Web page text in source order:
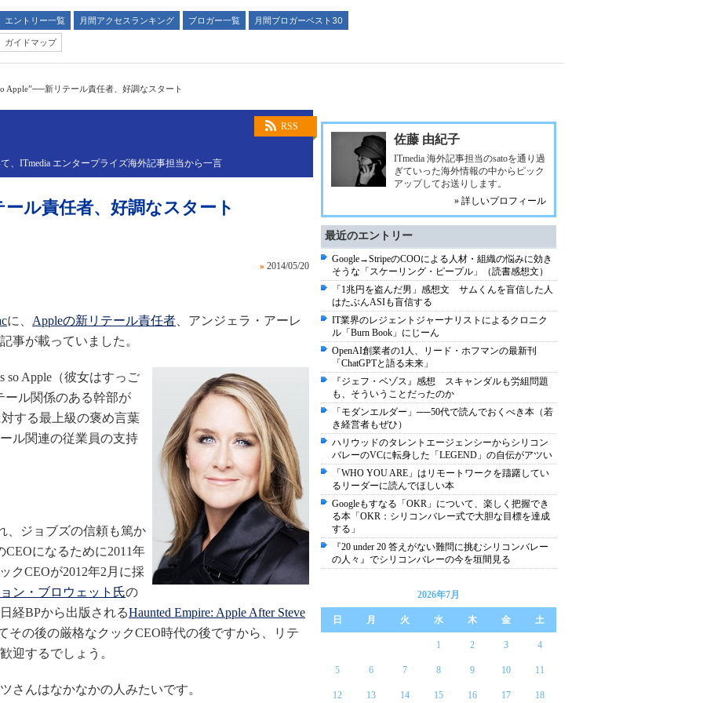
エントリー一覧 月間アクセスランキング ブロガー一覧
月間ブロガーベスト30
ガイドマップ
Apple”──新リテール責任者、好調なスタート
RSS
、ITmedia エンタープライズ海外記事担当から一言
ル責任者、好調なスタート
» 2014/05/20
に、 Appleの新リテール責任者 、アンジェラ・アーレ
事が載っていました。
so Apple（彼女はすっご
ール関係のある幹部が
する最上級の褒め言葉
ル関連の従業員の支持
、ジョブズの信頼も篤か
CEOになるために2011年
クCEOが2012年2月に採
ン・ブロウェット氏の
経BPから出版されるHaunted Empire: Apple After Steve
その後の厳格なクックCEO時代の後ですから、リテ
迎するでしょう。
さんはなかなかの人みたいです。
佐藤 由紀子
ITmedia 海外記事担当のsatoを通り過
ぎていった海外情報の中からピック
アップしてお送りします。
» 詳しいプロフィール
最近のエントリー
Google→StripeのCOOによる人材・組織の悩みに効き
そうな「スケーリング・ピープル」（読書感想文）
「1兆円を盗んだ男」感想文 サムくんを盲信した人
はたぶんASIも盲信する
IT業界のレジェントジャーナリストによるクロニク
ル「Burn Book」にじーん
OpenAI創業者の1人、リード・ホフマンの最新刊
「ChatGPTと語る未来」
『ジェフ・ベゾス』感想 スキャンダルも労組問題
も、そういうことだったのか
「モダンエルダー」──50代で読んでおくべき本（若
き経営者もぜひ）
ハリウッドのタレントエージェンシーからシリコン
バレーのVCに転身した「LEGEND」の自伝がアツい
「WHO YOU ARE」はリモートワークを躊躇してい
るリーダーに読んでほしい本
Googleもすなる「OKR」について、楽しく把握でき
る本「OKR：シリコンバレー式で大胆な目標を達成
する」
『20 under 20 答えがない難問に挑むシリコンバレー
の人々』でシリコンバレーの今を垣間見る
2026年7月
日 月 火 水 木 金 土
1 2 3 4
5 6 7 8 9 10 11
12 13 14 15 16 17 18